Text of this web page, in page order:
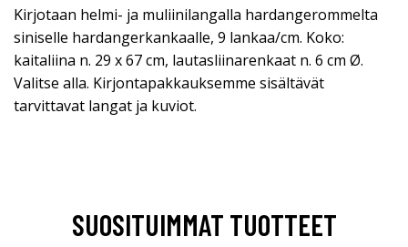
Kirjotaan helmi- ja muliinilangalla hardangerommelta
siniselle hardangerkankaalle, 9 lankaa/cm. Koko:
kaitaliina n. 29 x 67 cm, lautasliinarenkaat n. 6 cm Ø.
Valitse alla. Kirjontapakkauksemme sisältävät
tarvittavat langat ja kuviot.
SUOSITUIMMAT TUOTTEET